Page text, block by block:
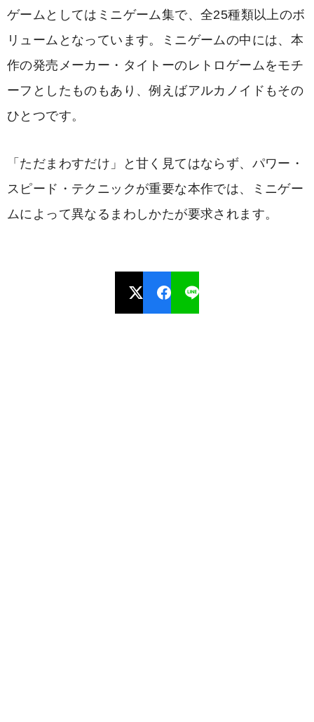
ゲームとしてはミニゲーム集で、全25種類以上のボ
リュームとなっています。ミニゲームの中には、本
作の発売メーカー・タイトーのレトロゲームをモチ
ーフとしたものもあり、例えばアルカノイドもその
ひとつです。
「ただまわすだけ」と甘く見てはならず、パワー・
スピード・テクニックが重要な本作では、ミニゲー
ムによって異なるまわしかたが要求されます。